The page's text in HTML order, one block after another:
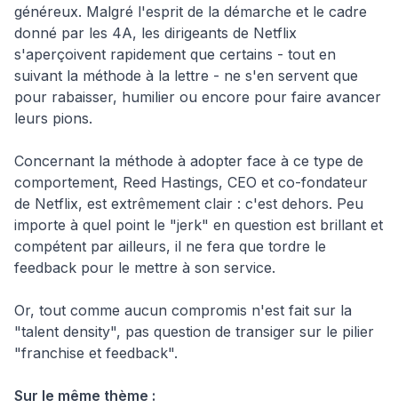
généreux. Malgré l'esprit de la démarche et le cadre
donné par les 4A, les dirigeants de Netflix
s'aperçoivent rapidement que certains - tout en
suivant la méthode à la lettre - ne s'en servent que
pour rabaisser, humilier ou encore pour faire avancer
leurs pions.
Concernant la méthode à adopter face à ce type de
comportement, Reed Hastings, CEO et co-fondateur
de Netflix, est extrêmement clair : c'est dehors. Peu
importe à quel point le "jerk" en question est brillant et
compétent par ailleurs, il ne fera que tordre le
feedback pour le mettre à son service.
Or, tout comme aucun compromis n'est fait sur la
"talent density", pas question de transiger sur le pilier
"franchise et feedback".
Sur le même thème :